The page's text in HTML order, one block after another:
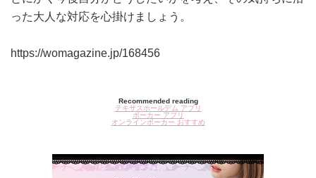
った大人な対応を心掛けましょう。
https://womagazine.jp/168456
Recommended reading
テキサスホールデム アプリ
ポーカー アプリ
オンラインポーカー おすすめ